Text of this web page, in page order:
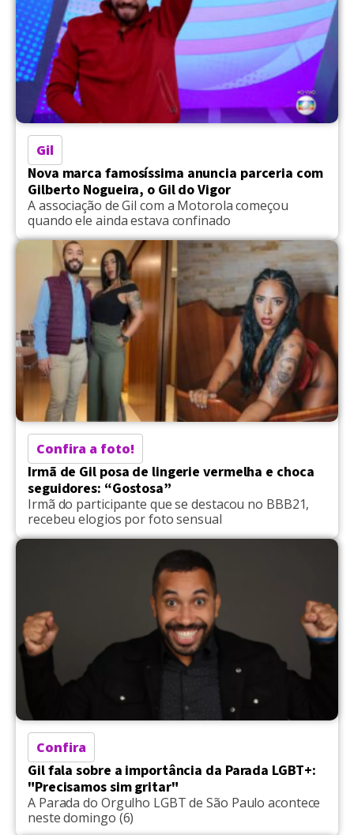
Gil
Nova marca famosíssima anuncia parceria com
Gilberto Nogueira, o Gil do Vigor
A associação de Gil com a Motorola começou
quando ele ainda estava confinado
Confira a foto!
Irmã de Gil posa de lingerie vermelha e choca
seguidores: “Gostosa”
Irmã do participante que se destacou no BBB21,
recebeu elogios por foto sensual
Confira
Gil fala sobre a importância da Parada LGBT+:
"Precisamos sim gritar"
A Parada do Orgulho LGBT de São Paulo acontece
neste domingo (6)